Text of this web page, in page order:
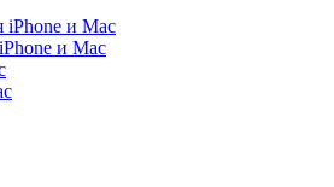
iPhone и Mac
и Mac